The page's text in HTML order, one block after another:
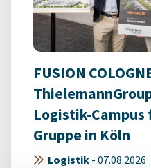
FUSION
Logistik-Campus
Gruppe in Köln
Logistik - 07.08.2026